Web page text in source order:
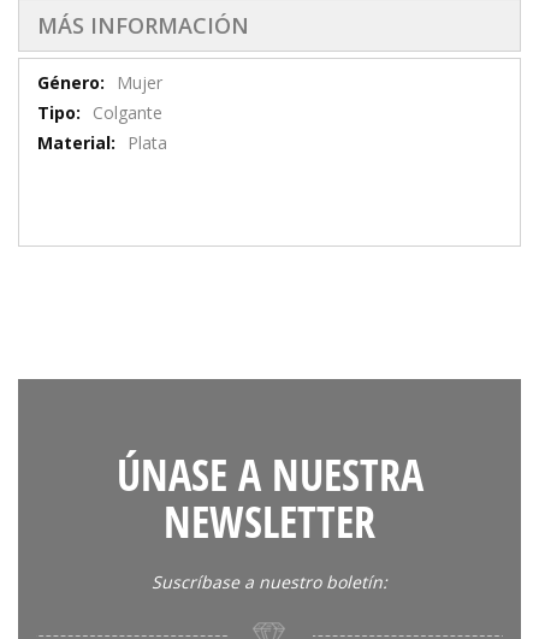
MÁS INFORMACIÓN
Más
información
Mujer
Colgante
Plata
ÚNASE A NUESTRA
NEWSLETTER
Suscríbase a nuestro boletín: